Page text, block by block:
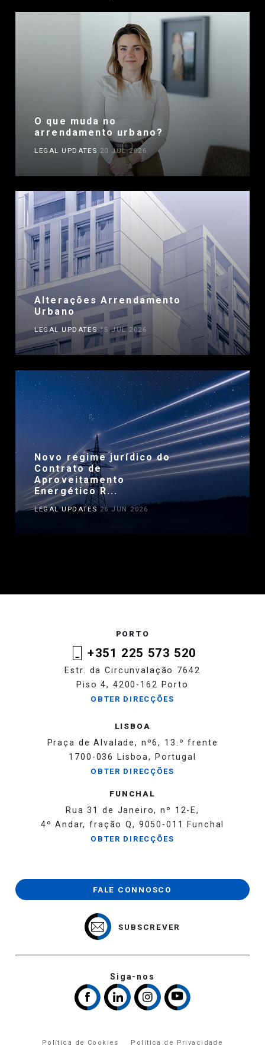
O que muda no
arrendamento urbano?
LEGAL UPDATES 20 JUL 2026
Alterações Arrendamento
Urbano
LEGAL UPDATES15 JUL 2026
Novo regime jurídico do
Contrato de
Aproveitamento
Energético R...
LEGAL UPDATES26 JUN 2026
PORTO
+351 225 573 520
Estr. da Circunvalação 7642
Piso 4, 4200-162 Porto
OBTER DIRECÇÕES
LISBOA
Praça de Alvalade, nº6, 13.º frente
1700-036 Lisboa, Portugal
OBTER DIRECÇÕES
FUNCHAL
Rua 31 de Janeiro, nº 12-E,
4º Andar, fração Q, 9050-011 Funchal
OBTER DIRECÇÕES
FALE CONNOSCO
SUBSCREVER
Siga-nos
Política de Cookies Política de Privacidade